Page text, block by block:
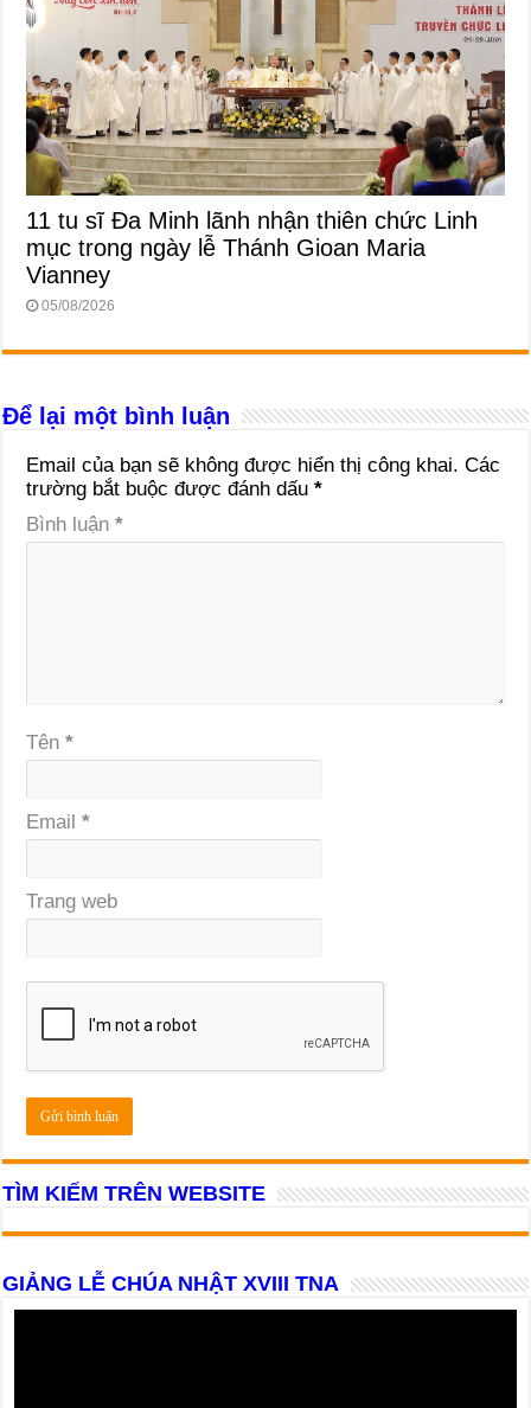
11 tu sĩ Đa Minh lãnh nhận thiên chức Linh
mục trong ngày lễ Thánh Gioan Maria
Vianney
05/08/2026
Để lại một bình luận
Email của bạn sẽ không được hiển thị công khai. Các
trường bắt buộc được đánh dấu*
Bình luận*
Tên*
Email*
Trang web
TÌM KIẾM TRÊN WEBSITE
GIẢNG LỄ CHÚA NHẬT XVIII TNA